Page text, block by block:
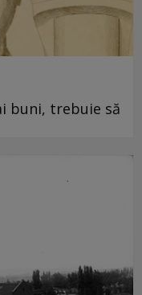
buni, trebuie să